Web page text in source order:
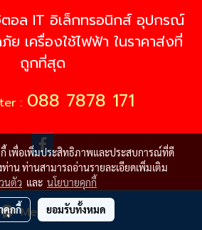
Message Us
อล IT อิเล็กทรอนิกส์ อุปกรณ์
ย เครื่องใช้ไฟฟ้า ในราคาส่งที่
ถูกที่สุด
: 088 7878 171
2021 All Rights Reserved
กี้ เพื่อเพิ่มประสิทธิภาพและประสบการณ์ที่ดี
ท่าน ท่านสามารถอ่านรายละเอียดเพิ่มเติม
นตัว และ นโยบายคุกกี้
คุกกี้ ยอมรับทั้งหมด